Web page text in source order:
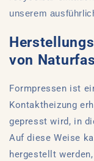
unserem
von
Formpressen ist
Kontaktheizung
gepresst wird, in
Auf diese Weise
hergestellt